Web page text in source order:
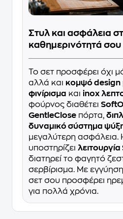
Στυλ και ασφάλεια
καθημερινότητά σου
Το σετ προσφέρει όχι
αλλά και κομψό design
φινίρισμα και inox
φούρνος διαθέτει
GentleClose πόρτα,
δυναμικό σύστημα
μεγαλύτερη ασφάλεια.
υποστηρίζει
διατηρεί το φαγητό
σερβίρισμα. Με εγγύηση
σετ σου προσφέρει
για πολλά χρόνια.